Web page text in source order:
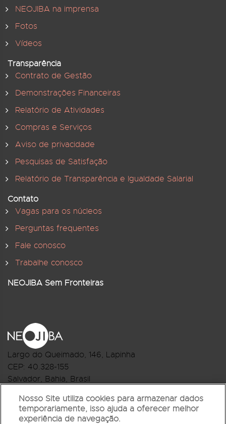
NEOJIBA na imprensa
Fotos
Vídeos
Transparência
Contrato de Gestão
Demonstrações Financeiras
Relatório de Atividades
Compras e Serviços
Aviso de privacidade
Pesquisas de Satisfação
Relatório de Transparência e Igualdade Salarial
Contato
Vagas para os núcleos
Perguntas frequentes
Fale conosco
Trabalhe conosco
NEOJIBA Sem Fronteiras
Largo do Queimado, 146, Lapinha
CEP: 40.328-155
Salvador, Bahia, Brasil
R.Monte Castelo Nº 62, Bairro Barbalho
Nosso Site utiliza cookies para armazenar dados
temporariamente, isso ajuda a oferecer melhor
experiência de navegação.